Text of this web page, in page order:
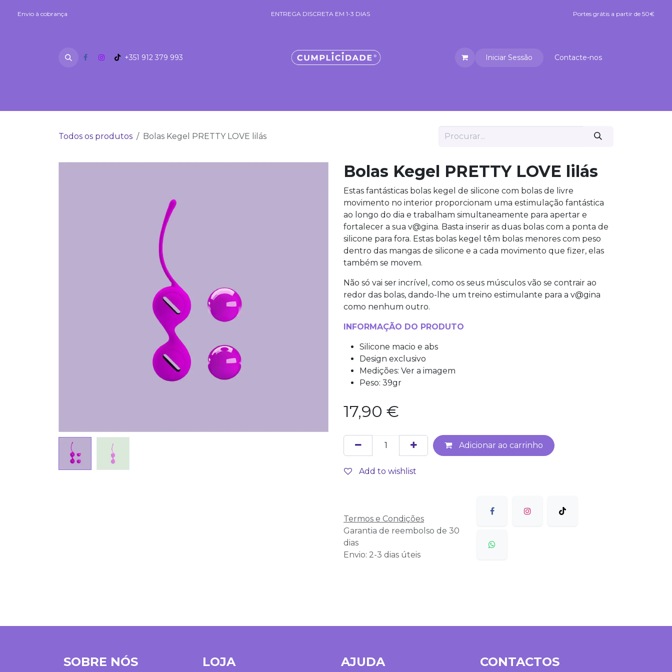
Envio à cobrança ENTREGA DISCRETA EM 1-3 DIAS Portes grátis a partir de 50€
+351 912 379 993 Iniciar Sessão Contacte-nos
Envio à cobrança ENTREGA DISCRETA EM 1-3 DIAS Portes grátis a partir de 50€
Todos os produtos Bolas Kegel PRETTY LOVE lilás
Bolas Kegel PRETTY LOVE lilás
Estas fantásticas bolas kegel de silicone com bolas de livre
movimento no interior proporcionam uma estimulação fantástica
ao longo do dia e trabalham simultaneamente para apertar e
fortalecer a sua v@gina. Basta inserir as duas bolas com a ponta de
silicone para fora. Estas bolas kegel têm bolas menores com peso
dentro das mangas de silicone e a cada movimento que fizer, elas
também se movem.
Não só vai ser incrível, como os seus músculos vão se contrair ao
redor das bolas, dando-lhe um treino estimulante para a v@gina
como nenhum outro.
INFORMAÇÃO DO PRODUTO
Silicone macio e abs
Design exclusivo
Medições: Ver a imagem
Peso: 39gr
17,90 €
Adicionar ao carrinho
Add to wishlist
Termos e Condições
Garantia de reembolso de 30
dias
Envio: 2-3 dias úteis
SOBRE NÓS LOJA AJUDA CONTACTOS